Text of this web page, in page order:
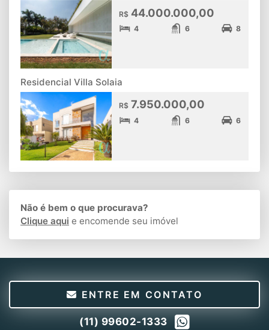
R$ 44.000.000,00
4 6 8
Residencial Villa Solaia
R$ 7.950.000,00
4 6 6
Não é bem o que procurava?
Clique aqui e encomende seu imóvel
ENTRE EM CONTATO
(11) 99602-1333